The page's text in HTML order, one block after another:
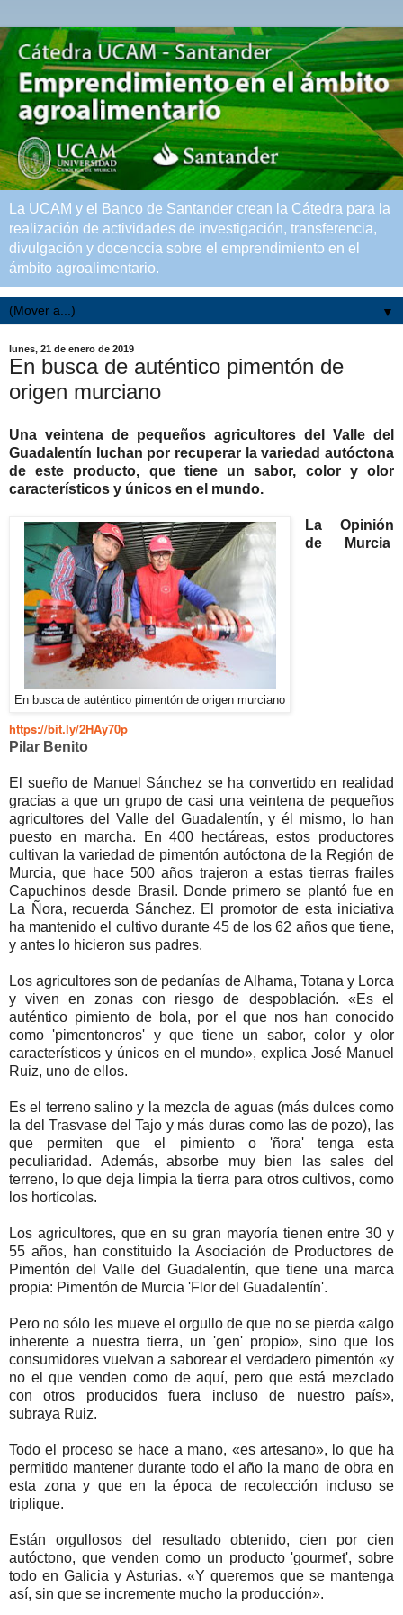
La UCAM y el Banco de Santander crean la Cátedra para la
realización de actividades de investigación, transferencia,
divulgación y docenccia sobre el emprendimiento en el
ámbito agroalimentario.
▼
lunes, 21 de enero de 2019
En busca de auténtico pimentón de
origen murciano
Una veintena de pequeños agricultores del Valle del
Guadalentín luchan por recuperar la variedad autóctona
de este producto, que tiene un sabor, color y olor
característicos y únicos en el mundo.
En busca de auténtico pimentón de origen murciano
La Opinión
de Murcia
https://bit.ly/2HAy70p
Pilar Benito
El sueño de Manuel Sánchez se ha convertido en realidad
gracias a que un grupo de casi una veintena de pequeños
agricultores del Valle del Guadalentín, y él mismo, lo han
puesto en marcha. En 400 hectáreas, estos productores
cultivan la variedad de pimentón autóctona de la Región de
Murcia, que hace 500 años trajeron a estas tierras frailes
Capuchinos desde Brasil. Donde primero se plantó fue en
La Ñora, recuerda Sánchez. El promotor de esta iniciativa
ha mantenido el cultivo durante 45 de los 62 años que tiene,
y antes lo hicieron sus padres.
Los agricultores son de pedanías de Alhama, Totana y Lorca
y viven en zonas con riesgo de despoblación. «Es el
auténtico pimiento de bola, por el que nos han conocido
como 'pimentoneros' y que tiene un sabor, color y olor
característicos y únicos en el mundo», explica José Manuel
Ruiz, uno de ellos.
Es el terreno salino y la mezcla de aguas (más dulces como
la del Trasvase del Tajo y más duras como las de pozo), las
que permiten que el pimiento o 'ñora' tenga esta
peculiaridad. Además, absorbe muy bien las sales del
terreno, lo que deja limpia la tierra para otros cultivos, como
los hortícolas.
Los agricultores, que en su gran mayoría tienen entre 30 y
55 años, han constituido la Asociación de Productores de
Pimentón del Valle del Guadalentín, que tiene una marca
propia: Pimentón de Murcia 'Flor del Guadalentín'.
Pero no sólo les mueve el orgullo de que no se pierda «algo
inherente a nuestra tierra, un 'gen' propio», sino que los
consumidores vuelvan a saborear el verdadero pimentón «y
no el que venden como de aquí, pero que está mezclado
con otros producidos fuera incluso de nuestro país»,
subraya Ruiz.
Todo el proceso se hace a mano, «es artesano», lo que ha
permitido mantener durante todo el año la mano de obra en
esta zona y que en la época de recolección incluso se
triplique.
Están orgullosos del resultado obtenido, cien por cien
autóctono, que venden como un producto 'gourmet', sobre
todo en Galicia y Asturias. «Y queremos que se mantenga
así, sin que se incremente mucho la producción».